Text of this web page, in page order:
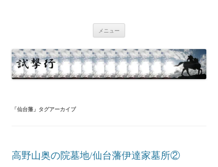
キ
ッ
プ
メニュー
「仙台藩 」タグアーカイブ
高野山奥の院墓地/仙台藩伊達家墓所②